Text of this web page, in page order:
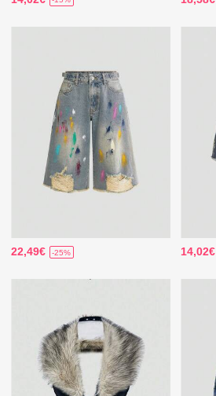
22,49€ -25% 14,02€